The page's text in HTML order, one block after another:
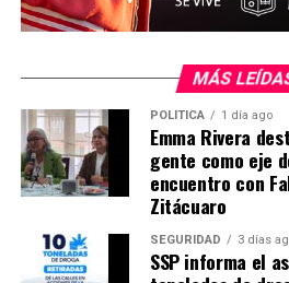
Me gusta esto:
MÁS
POLÍTICA 1 día ago
Emma Rivera
gente como eje
encuentro con
Zitácuaro
SEGURIDAD 3 días
SSP informa el